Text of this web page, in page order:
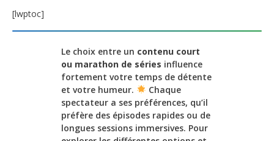
[lwptoc]
Le choix entre un contenu court
ou marathon de séries influence
fortement votre temps de détente
et votre humeur.
Chaque
spectateur a ses préférences, qu’il
préfère des épisodes rapides ou de
longues sessions immersives. Pour